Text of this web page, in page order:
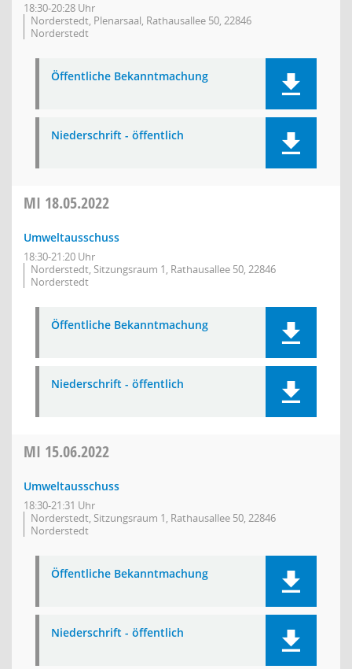
18:30-20:28 Uhr
Norderstedt, Plenarsaal, Rathausallee 50, 22846
Norderstedt
Öffentliche Bekanntmachung
Niederschrift - öffentlich
MI 18.05.2022
Umweltausschuss
18:30-21:20 Uhr
Norderstedt, Sitzungsraum 1, Rathausallee 50, 22846
Norderstedt
Öffentliche Bekanntmachung
Niederschrift - öffentlich
MI 15.06.2022
Umweltausschuss
18:30-21:31 Uhr
Norderstedt, Sitzungsraum 1, Rathausallee 50, 22846
Norderstedt
Öffentliche Bekanntmachung
Niederschrift - öffentlich